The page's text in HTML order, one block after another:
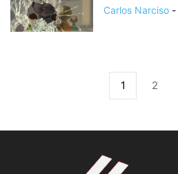
Carlos Narciso -
1 2